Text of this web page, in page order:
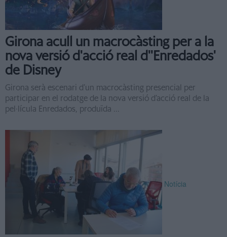
Girona acull un macrocàsting per a la
nova versió d'acció real d''Enredados'
de Disney
Girona serà escenari d’un macrocàsting presencial per
participar en el rodatge de la nova versió d’acció real de la
pel·lícula Enredados, produïda ...
Notícia